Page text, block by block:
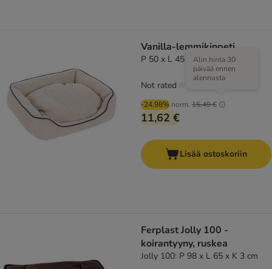
Vanilla-lemmikinpeti
P 50 x L 45 x K 12 cm
-24.98% norm. 15,49 €
Alin hinta 30
päivää ennen
alennusta
11,62 €
Not rated
Lisää ostoskoriin
Ferplast Jolly 100 -
koirantyyny, ruskea
Jolly 100: P 98 x L 65 x K 3 cm